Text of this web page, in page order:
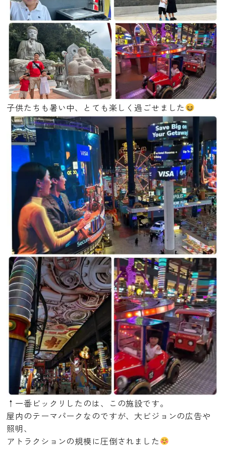
子供たちも暑い中、とても楽しく過ごせました
↑一番ビックリしたのは、この施設です。
屋内のテーマパークなのですが、大ビジョンの広告や
照明、
アトラクションの規模に圧倒されました